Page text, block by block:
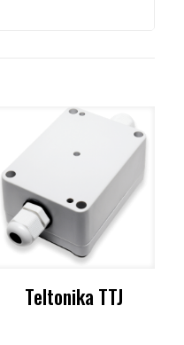
Teltonika TTJ